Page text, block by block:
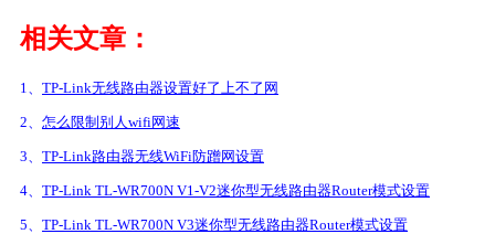
相关文章：
1、 TP-Link无线路由器设置好了上不了网
2、 怎么限制别人wifi网速
3、 TP-Link路由器无线WiFi防蹭网设置
4、 TP-Link TL-WR700N V1-V2迷你型无线路由器Router模式设置
5、 TP-Link TL-WR700N V3迷你型无线路由器Router模式设置